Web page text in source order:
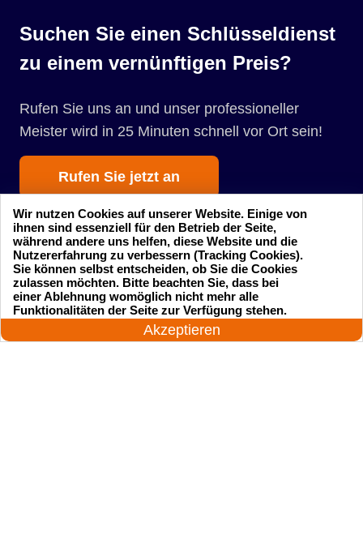
Suchen Sie einen Schlüsseldienst
zu einem vernünftigen Preis?
Rufen Sie uns an und unser professioneller
Meister wird in 25 Minuten schnell vor Ort sein!
Rufen Sie jetzt an
Startseite Einsatzgebiete
Preise
24 Stunden am Tag
Akzeptieren
Wir nutzen Cookies auf unserer Website. Einige von
ihnen sind essenziell für den Betrieb der Seite,
während andere uns helfen, diese Website und die
Nutzererfahrung zu verbessern (Tracking Cookies).
Sie können selbst entscheiden, ob Sie die Cookies
zulassen möchten. Bitte beachten Sie, dass bei
einer Ablehnung womöglich nicht mehr alle
Funktionalitäten der Seite zur Verfügung stehen.